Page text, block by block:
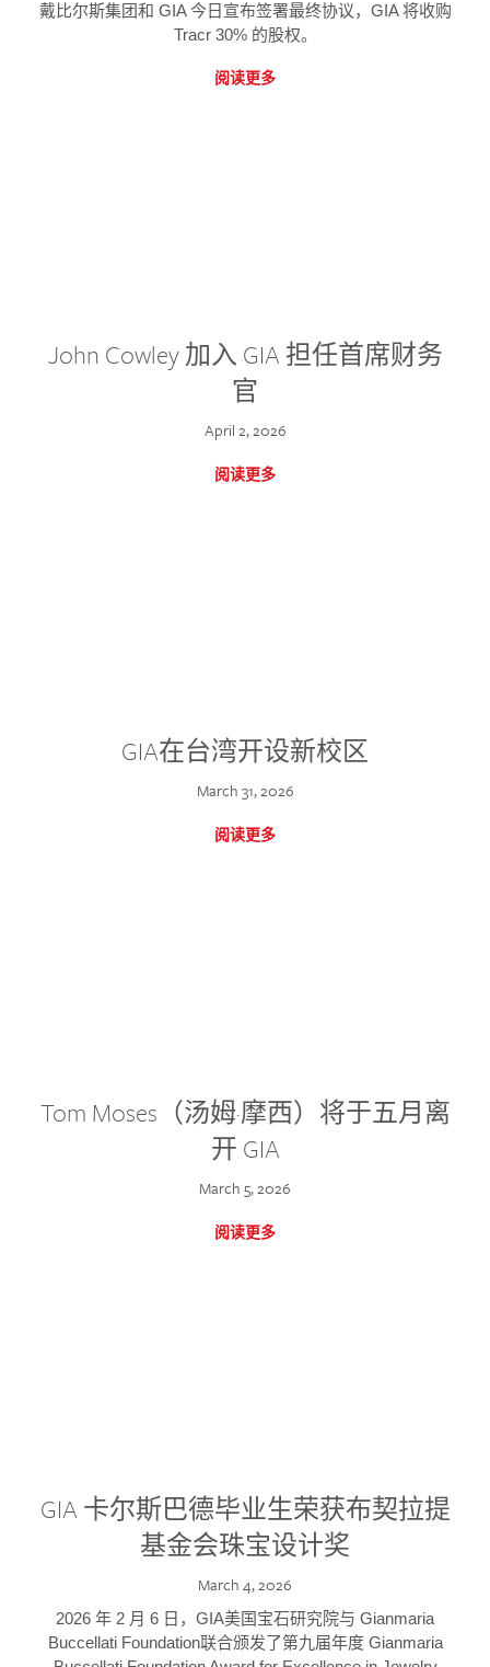
戴比尔斯集团和 GIA 今日宣布签署最终协议，GIA 将收购
Tracr 30% 的股权。
阅读更多
John Cowley 加入 GIA 担任首席财务
官
April 2, 2026
阅读更多
GIA在台湾开设新校区
March 31, 2026
阅读更多
Tom Moses（汤姆·摩西）将于五月离
开 GIA
March 5, 2026
阅读更多
GIA 卡尔斯巴德毕业生荣获布契拉提
基金会珠宝设计奖
March 4, 2026
2026 年 2 月 6 日，GIA美国宝石研究院与 Gianmaria
Buccellati Foundation联合颁发了第九届年度 Gianmaria